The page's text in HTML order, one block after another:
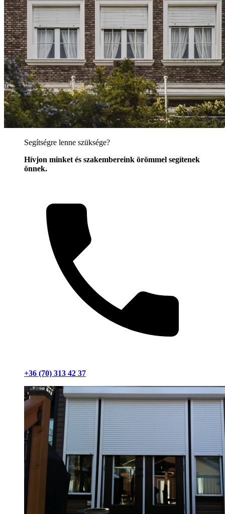
Segítségre lenne szüksége?
Hívjon minket és szakembereink örömmel segítenek
önnek.
+36 (70) 313 42 37